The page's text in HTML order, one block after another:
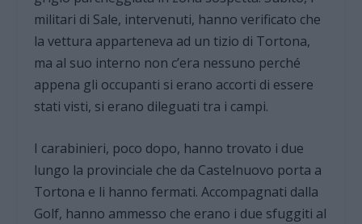
militari di Sale, intervenuti, hanno verificato che
la vettura apparteneva ad un tizio di Tortona,
ma al suo interno non c’era nessuno perché
appena gli occupanti si erano accorti di essere
stati visti, si erano dileguati tra i campi.
I carabinieri, poco dopo, hanno trovato i due
lungo la provinciale che da Castelnuovo porta a
Tortona e li hanno fermati. Accompagnati dalla
Golf, hanno ammesso che erano i due sfuggiti al